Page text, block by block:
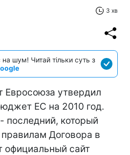
3 хв
шум! Читай тільки суть з
Евросоюза утвердил
ЕС на 2010 год.
который
Договора в
официальный сайт